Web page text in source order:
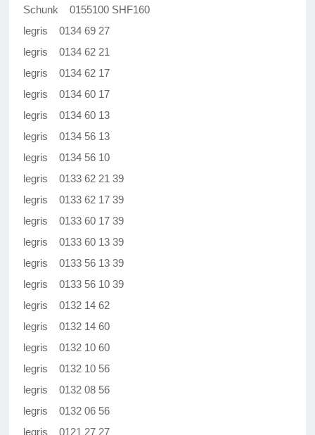
Schunk 0155100 SHF160
legris 0134 69 27
legris 0134 62 21
legris 0134 62 17
legris 0134 60 17
legris 0134 60 13
legris 0134 56 13
legris 0134 56 10
legris 0133 62 21 39
legris 0133 62 17 39
legris 0133 60 17 39
legris 0133 60 13 39
legris 0133 56 13 39
legris 0133 56 10 39
legris 0132 14 62
legris 0132 14 60
legris 0132 10 60
legris 0132 10 56
legris 0132 08 56
legris 0132 06 56
legris 0121 27 27